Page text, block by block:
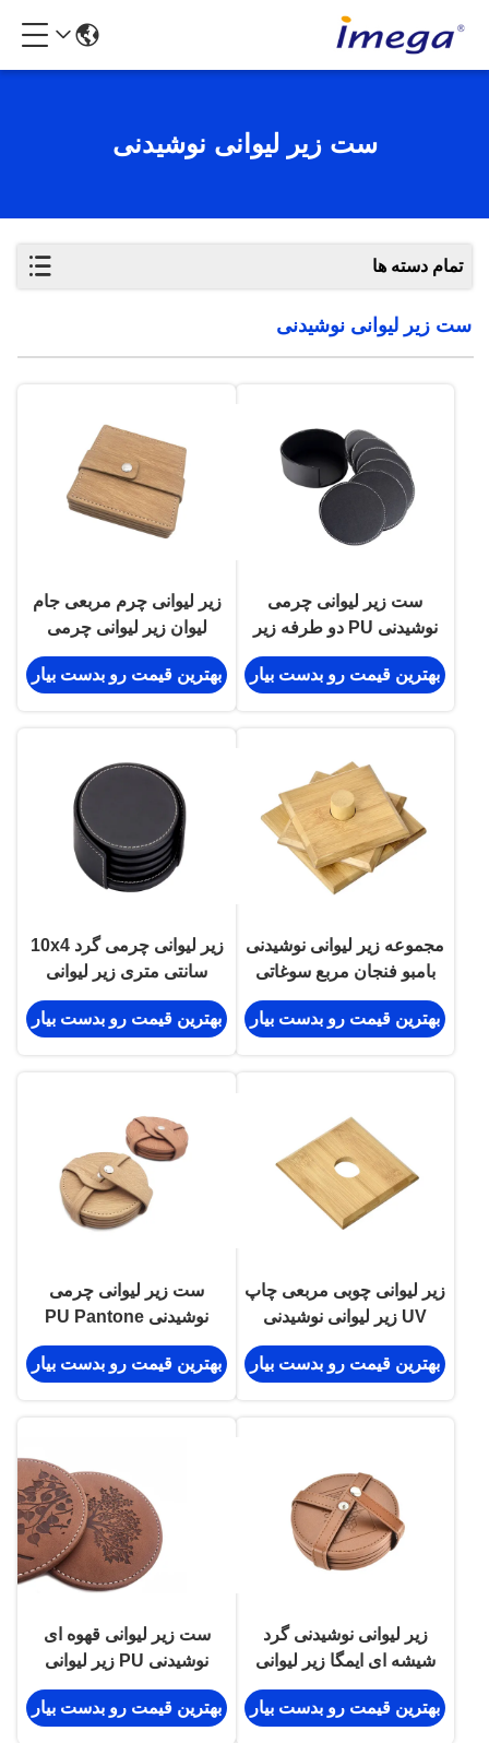
ست زیر لیوانی نوشیدنی
تمام دسته ها
ست زیر لیوانی نوشیدنی
ست زیر لیوانی چرمی
نوشیدنی PU دو طرفه زیر
لیوانی مشکی گرد
بهترین قیمت رو بدست بیار
زیر لیوانی چرم مربعی جام
لیوان زیر لیوانی چرمی
چوبی PU چرم
بهترین قیمت رو بدست بیار
مجموعه زیر لیوانی نوشیدنی
بامبو فنجان مربع سوغاتی
سفارشی
بهترین قیمت رو بدست بیار
زیر لیوانی چرمی گرد 10x4
سانتی متری زیر لیوانی
مشکی مشکی سفارشی
بهترین قیمت رو بدست بیار
زیر لیوانی چوبی مربعی چاپ
UV زیر لیوانی نوشیدنی
بامبو 10 در 1 سانتی متر
بهترین قیمت رو بدست بیار
ست زیر لیوانی چرمی
نوشیدنی PU Pantone
Color برای لیوان و لیوان
بهترین قیمت رو بدست بیار
زیر لیوانی نوشیدنی گرد
شیشه ای ایمگا زیر لیوانی
چای چرمی مخملی
بهترین قیمت رو بدست بیار
ست زیر لیوانی قهوه ای
نوشیدنی PU زیر لیوانی
شیشه ای گرد چرمی لوگوی
برجسته
بهترین قیمت رو بدست بیار